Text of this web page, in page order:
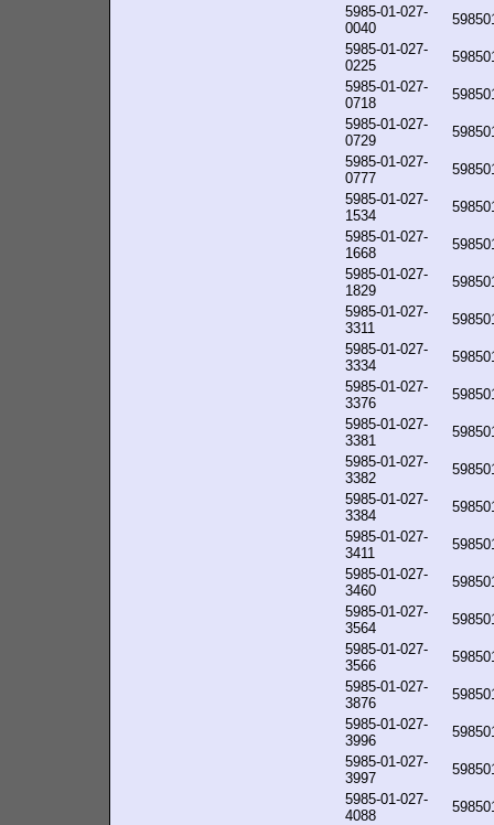
5985-01-027-
0040
5985-01-027-
0225
5985-01-027-
0718
5985-01-027-
0729
5985-01-027-
0777
5985-01-027-
1534
5985-01-027-
1668
5985-01-027-
1829
5985-01-027-
3311
5985-01-027-
3334
5985-01-027-
3376
5985-01-027-
3381
5985-01-027-
3382
5985-01-027-
3384
5985-01-027-
3411
5985-01-027-
3460
5985-01-027-
3564
5985-01-027-
3566
5985-01-027-
3876
5985-01-027-
3996
5985-01-027-
3997
5985-01-027-
4088